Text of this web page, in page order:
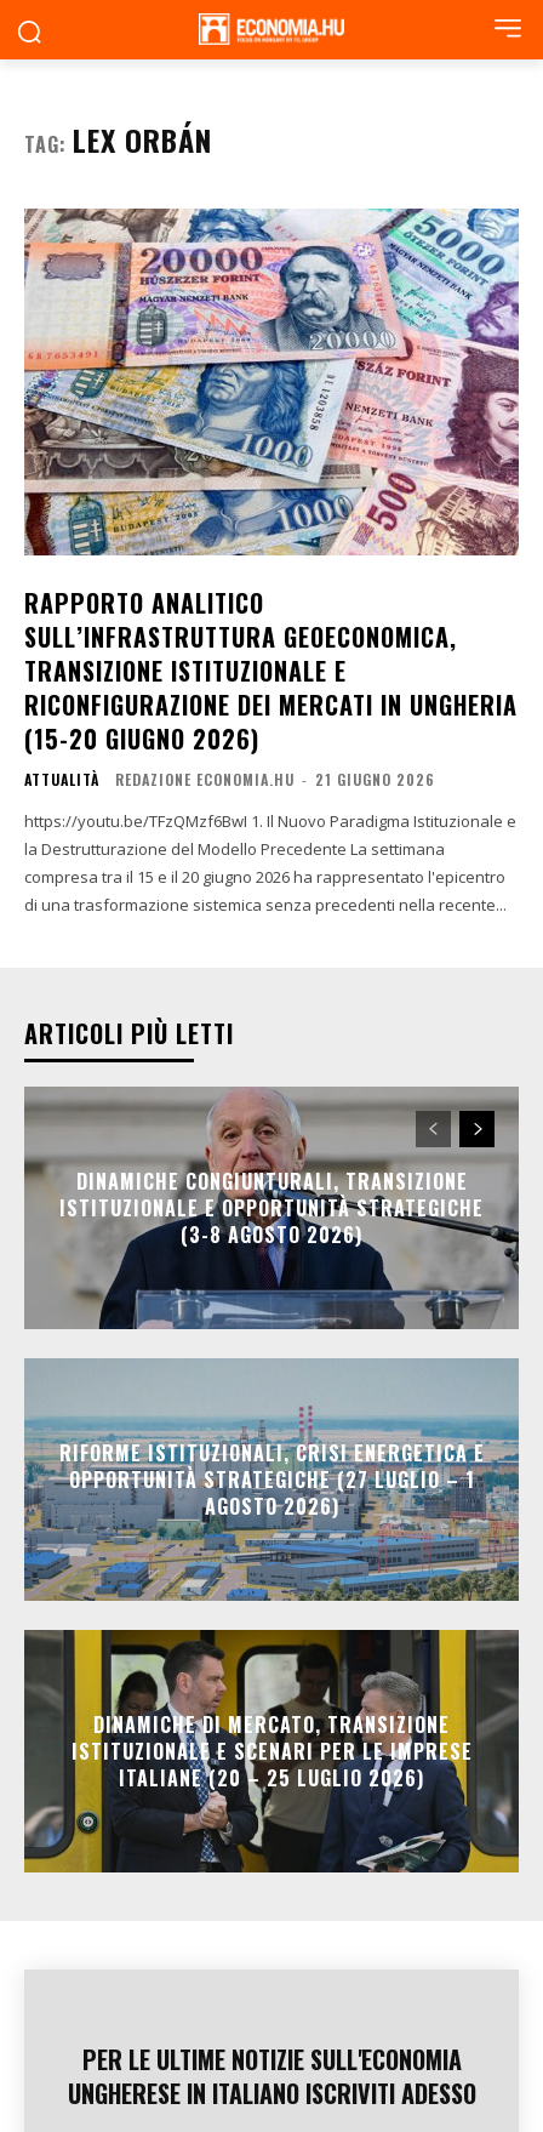
TAG: LEX ORBÁN
RAPPORTO ANALITICO
SULL’INFRASTRUTTURA GEOECONOMICA,
TRANSIZIONE ISTITUZIONALE E
RICONFIGURAZIONE DEI MERCATI IN UNGHERIA
(15-20 GIUGNO 2026)
ATTUALITÀ REDAZIONE ECONOMIA.HU - 21 GIUGNO 2026
https://youtu.be/TFzQMzf6BwI 1. Il Nuovo Paradigma Istituzionale e
la Destrutturazione del Modello Precedente La settimana
compresa tra il 15 e il 20 giugno 2026 ha rappresentato l'epicentro
di una trasformazione sistemica senza precedenti nella recente...
ARTICOLI PIÙ LETTI
DINAMICHE CONGIUNTURALI, TRANSIZIONE
ISTITUZIONALE E OPPORTUNITÀ STRATEGICHE
(3-8 AGOSTO 2026)
RIFORME ISTITUZIONALI, CRISI ENERGETICA E
OPPORTUNITÀ STRATEGICHE (27 LUGLIO – 1
AGOSTO 2026)
DINAMICHE DI MERCATO, TRANSIZIONE
ISTITUZIONALE E SCENARI PER LE IMPRESE
ITALIANE (20 – 25 LUGLIO 2026)
PER LE ULTIME NOTIZIE SULL'ECONOMIA
UNGHERESE IN ITALIANO ISCRIVITI ADESSO